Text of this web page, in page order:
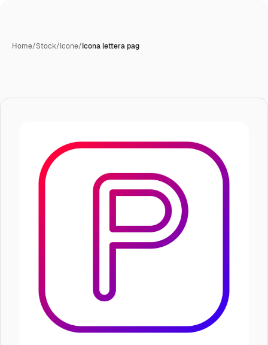
Home/Stock/Icone/Icona lettera pag